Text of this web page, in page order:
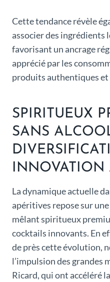
Cette tendance révèle
associer des ingrédients
favorisant un ancrage
apprécié par les
produits authentiques et
SPIRITUEUX
SANS
INNOVATION
La dynamique actuelle
apéritives repose sur
mêlant spiritueux
cocktails innovants. En
de près cette évolution,
l’impulsion des grandes
Ricard, qui ont accéléré